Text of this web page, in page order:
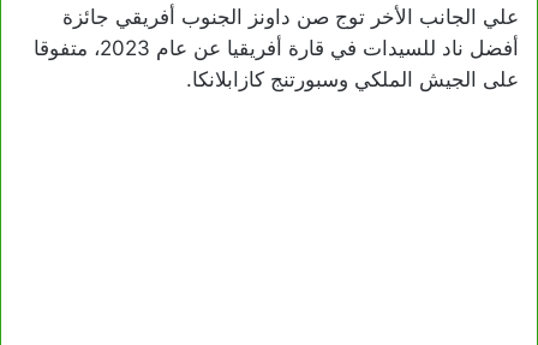
علي الجانب الأخر توج صن داونز الجنوب أفريقي جائزة
أفضل ناد للسيدات في قارة أفريقيا عن عام 2023، متفوقا
على الجيش الملكي وسبورتنج كازابلانكا.